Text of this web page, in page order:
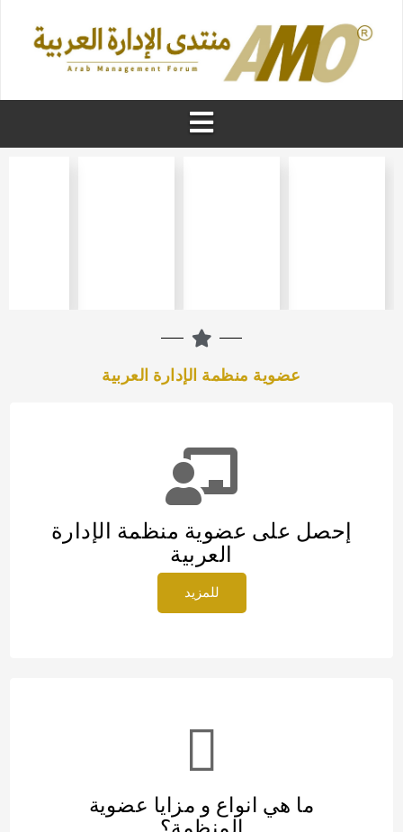
عضوية منظمة الإدارة العربية
إحصل على عضوية منظمة الإدارة
العربية
للمزيد
ما هي انواع و مزايا عضوية
المنظمة؟